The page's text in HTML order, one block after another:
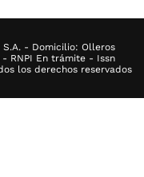
- Domicilio: Olleros
- RNPI En trámite - Issn
los derechos reservados